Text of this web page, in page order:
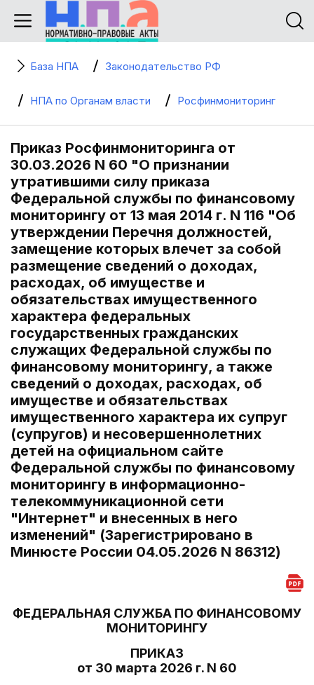
База НПА Законодательство РФ
НПА по Органам власти Росфинмониторинг
Приказ Росфинмониторинга от
30.03.2026 N 60 "О признании
утратившими силу приказа
Федеральной службы по финансовому
мониторингу от 13 мая 2014 г. N 116 "Об
утверждении Перечня должностей,
замещение которых влечет за собой
размещение сведений о доходах,
расходах, об имуществе и
обязательствах имущественного
характера федеральных
государственных гражданских
служащих Федеральной службы по
финансовому мониторингу, а также
сведений о доходах, расходах, об
имуществе и обязательствах
имущественного характера их супруг
(супругов) и несовершеннолетних
детей на официальном сайте
Федеральной службы по финансовому
мониторингу в информационно-
телекоммуникационной сети
"Интернет" и внесенных в него
изменений" (Зарегистрировано в
Минюсте России 04.05.2026 N 86312)
ФЕДЕРАЛЬНАЯ СЛУЖБА ПО ФИНАНСОВОМУ
МОНИТОРИНГУ
ПРИКАЗ
от 30 марта 2026 г. N 60